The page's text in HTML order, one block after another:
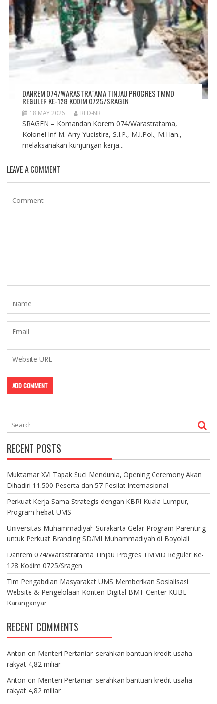
DANREM 074/WARASTRATAMA TINJAU PROGRES TMMD
REGULER KE-128 KODIM 0725/SRAGEN
18 MAY 2026 RED-NR
SRAGEN – Komandan Korem 074/Warastratama,
Kolonel Inf M. Arry Yudistira, S.I.P., M.I.Pol., M.Han.,
melaksanakan kunjungan kerja...
LEAVE A COMMENT
RECENT POSTS
Muktamar XVI Tapak Suci Mendunia, Opening Ceremony Akan
Dihadiri 11.500 Peserta dan 57 Pesilat Internasional
Perkuat Kerja Sama Strategis dengan KBRI Kuala Lumpur,
Program hebat UMS
Universitas Muhammadiyah Surakarta Gelar Program Parenting
untuk Perkuat Branding SD/MI Muhammadiyah di Boyolali
Danrem 074/Warastratama Tinjau Progres TMMD Reguler Ke-
128 Kodim 0725/Sragen
Tim Pengabdian Masyarakat UMS Memberikan Sosialisasi
Website & Pengelolaan Konten Digital BMT Center KUBE
Karanganyar
RECENT COMMENTS
Anton on Menteri Pertanian serahkan bantuan kredit usaha
rakyat 4,82 miliar
Anton on Menteri Pertanian serahkan bantuan kredit usaha
rakyat 4,82 miliar